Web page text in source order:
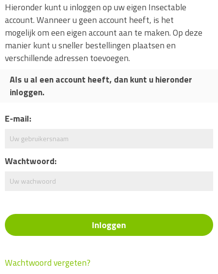
Hieronder kunt u inloggen op uw eigen Insectable
account. Wanneer u geen account heeft, is het
mogelijk om een eigen account aan te maken. Op deze
manier kunt u sneller bestellingen plaatsen en
verschillende adressen toevoegen.
Als u al een account heeft, dan kunt u hieronder
inloggen.
E-mail:
Wachtwoord:
Wachtwoord vergeten?